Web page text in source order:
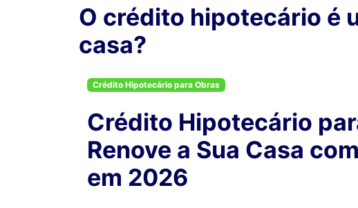
O crédito hipotecário é
casa?
Crédito Hipotecário para Obras
Crédito Hipotecário
Renove a Sua Casa
em 2026